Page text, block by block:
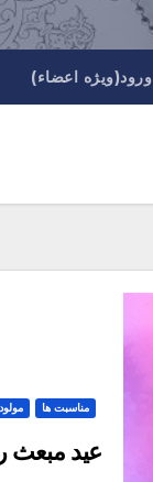
ورود(ویژه اعضاء)
مناسبت ها
عید مبعث